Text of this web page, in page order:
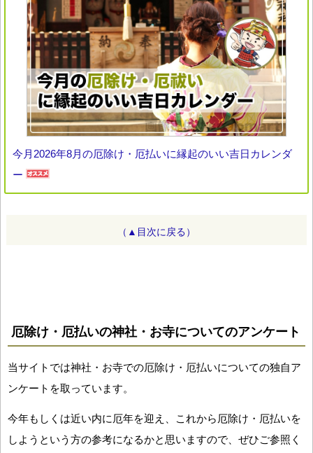
今月2026年8月の厄除け・厄払いに縁起のいい吉日カレンダ
ー
（▲目次に戻る）
厄除け・厄払いの神社・お寺についてのアンケート
当サイトでは神社・お寺での厄除け・厄払いについての独自ア
ンケートを取っています。
今年もしくは近い内に厄年を迎え、これから厄除け・厄払いを
しようという方の参考になるかと思いますので、ぜひご参照く